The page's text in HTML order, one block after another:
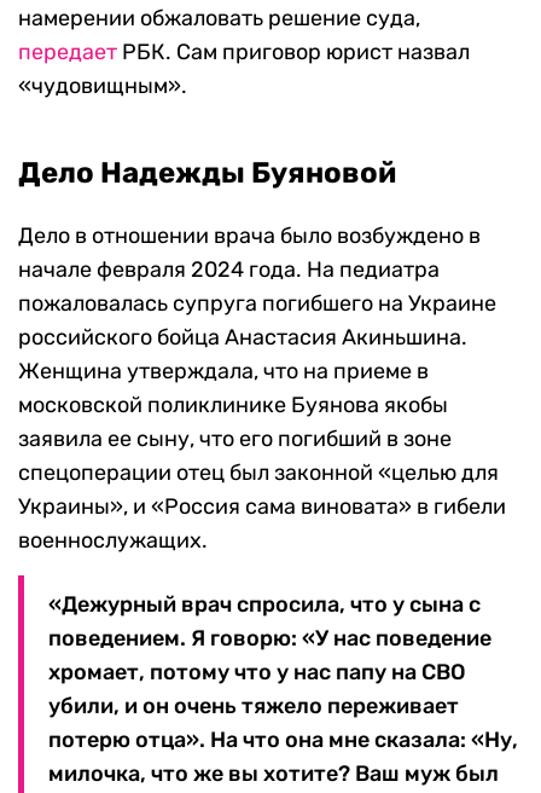
намерении обжаловать решение суда,
передает РБК. Сам приговор юрист назвал
«чудовищным».
Дело Надежды Буяновой
Дело в отношении врача было возбуждено в
начале февраля 2024 года. На педиатра
пожаловалась супруга погибшего на Украине
российского бойца Анастасия Акиньшина.
Женщина утверждала, что на приеме в
московской поликлинике Буянова якобы
заявила ее сыну, что его погибший в зоне
спецоперации отец был законной «целью для
Украины», и «Россия сама виновата» в гибели
военнослужащих.
«Дежурный врач спросила, что у сына с
поведением. Я говорю: «У нас поведение
хромает, потому что у нас папу на СВО
убили, и он очень тяжело переживает
потерю отца». На что она мне сказала: «Ну,
милочка, что же вы хотите? Ваш муж был